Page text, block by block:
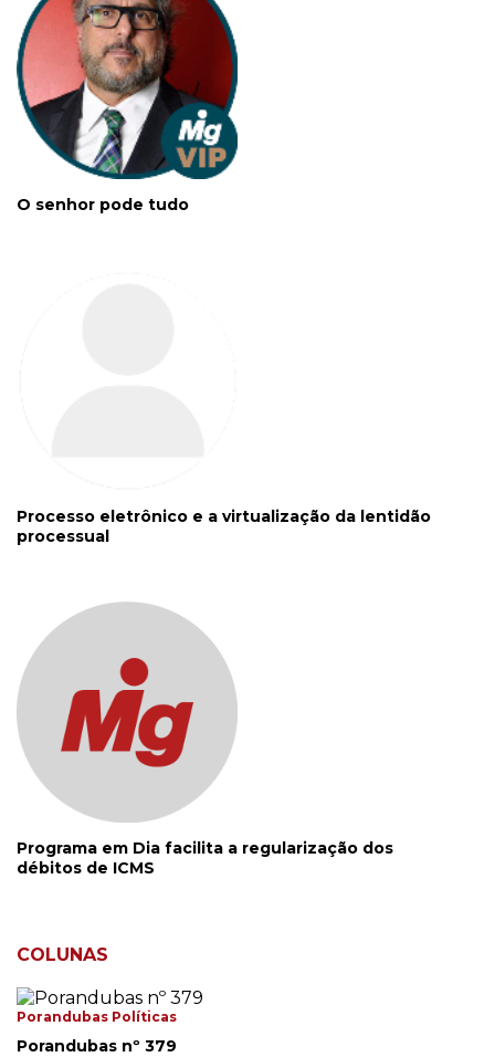
O senhor pode tudo
Processo eletrônico e a virtualização da lentidão
processual
Programa em Dia facilita a regularização dos
débitos de ICMS
COLUNAS
Porandubas Políticas
Porandubas nº 379